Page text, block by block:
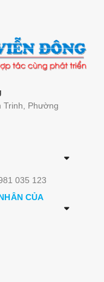
Trinh, Phường
035 123
CỦA